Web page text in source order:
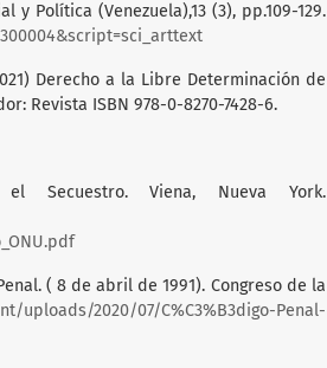
y Política (Venezuela),13 (3), pp.109-129.
Derecho a la Libre Determinación de
Revista ISBN 978-0-8270-7428-6.
Secuestro. Viena, Nueva York.
( 8 de abril de 1991). Congreso de la
uploads/2020/07/C%C3%B3digo-Penal-